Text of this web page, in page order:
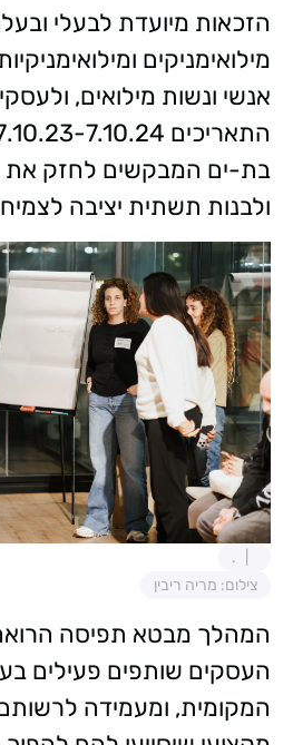
הזכאות מיועדת לבעלי
מילואימניקים
אנשי ונשות מילואים,
בת-ים המבקשים לחזק את
ולבנות תשתית יציבה
.
צילום: מריה ריבין
המהלך מבטא תפיסה
העסקים שותפים פעילים
המקומית, ומעמידה לרשותם